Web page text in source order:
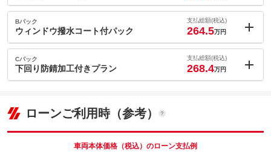
内：オプシ
ョン価格
(税込)
車両本体価
250.2万円
Bパック
ウィンドウ撥水コート付パック
支払総額(税込)
264.5万円
内：オプシ
ョン価格
(税込)
車両本体価
パック内容
Cパック
下回り防錆加工付きプラン
支払総額(税込)
268.4万円
車両本体価
250.2
ローンご利用時（参考）
車両本体価格（税込）のローン支払例